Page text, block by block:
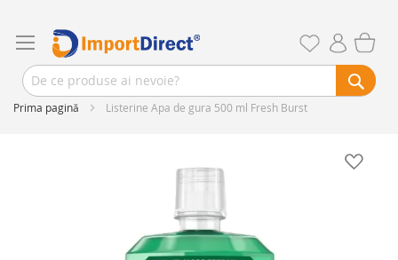
Prima pagină Listerine Apa de gura 500 ml Fresh Burst